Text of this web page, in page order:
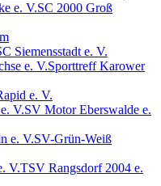
SC 2000 Groß
Siemensstadt e. V.
Sporttreff Karower
e. V.
SV Motor Eberswalde e.
SV-Grün-Weiß
TSV Rangsdorf 2004 e.